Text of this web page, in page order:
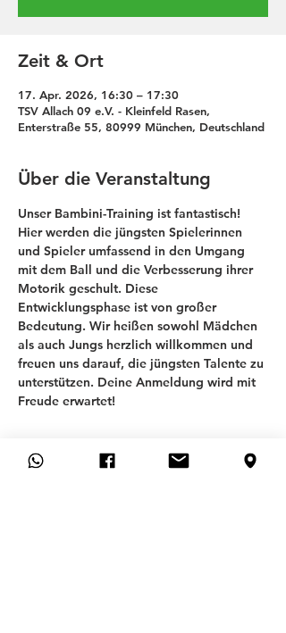
Zeit & Ort
17. Apr. 2026, 16:30 – 17:30
TSV Allach 09 e.V. - Kleinfeld Rasen,
Enterstraße 55, 80999 München, Deutschland
Über die Veranstaltung
Unser Bambini-Training ist fantastisch!
Hier werden die jüngsten Spielerinnen
und Spieler umfassend in den Umgang
mit dem Ball und die Verbesserung ihrer
Motorik geschult. Diese
Entwicklungsphase ist von großer
Bedeutung. Wir heißen sowohl Mädchen
als auch Jungs herzlich willkommen und
freuen uns darauf, die jüngsten Talente zu
unterstützen. Deine Anmeldung wird mit
Freude erwartet!